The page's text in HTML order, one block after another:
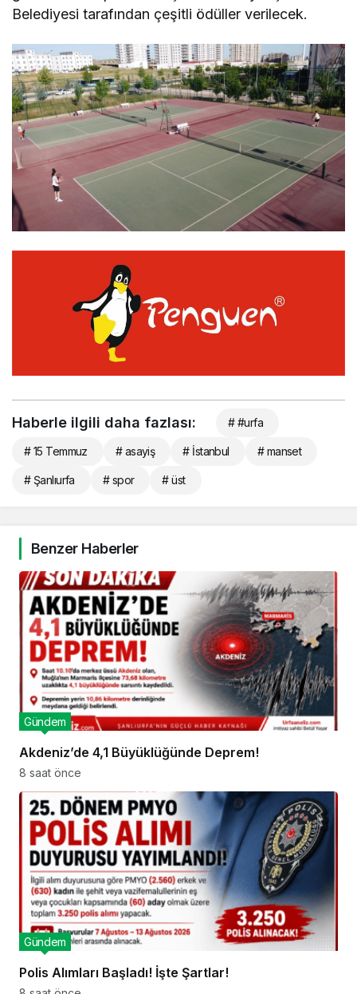
Belediyesi tarafından çeşitli ödüller verilecek.
Haberle ilgili daha fazlası: # #urfa
# 15 Temmuz # asayiş # İstanbul # manset
# Şanlıurfa # spor # üst
Benzer Haberler
Akdeniz’de 4,1 Büyüklüğünde Deprem!
Gündem
8 saat önce
Polis Alımları Başladı! İşte Şartlar!
Gündem